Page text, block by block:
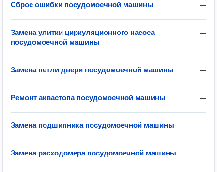
—
Сброс ошибки посудомоечной машины
—
Замена улитки циркуляционного насоса
посудомоечной машины
—
Замена петли двери посудомоечной машины
—
Ремонт аквастопа посудомоечной машины
—
Замена подшипника посудомоечной машины
—
Замена расходомера посудомоечной машины